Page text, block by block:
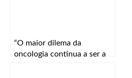
“O maior dilema da
oncologia continua a ser a